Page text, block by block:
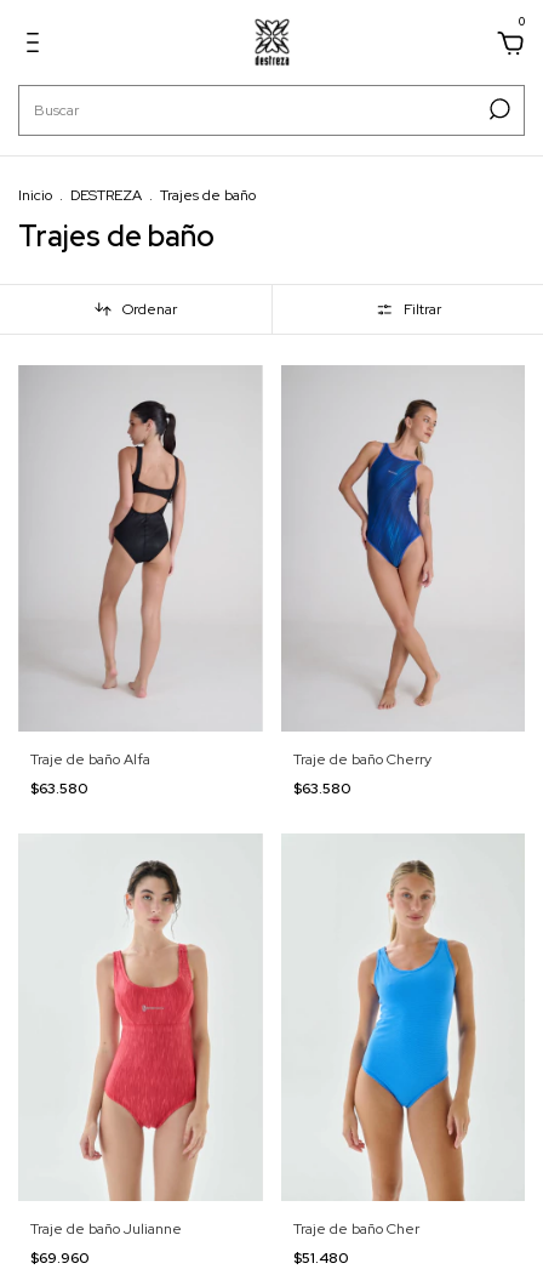
0
Inicio . DESTREZA . Trajes de baño
Trajes de baño
Ordenar Filtrar
Traje de baño Alfa
$63.580
Traje de baño Cherry
$63.580
Traje de baño Julianne
$69.960
Traje de baño Cher
$51.480